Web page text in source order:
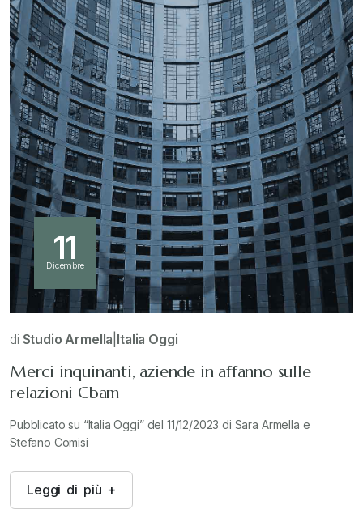
11
Dicembre
di Studio Armella Italia Oggi
Merci inquinanti, aziende in affanno sulle
relazioni Cbam
Pubblicato su “Italia Oggi” del 11/12/2023 di Sara Armella e
Stefano Comisi
Leggi di più +